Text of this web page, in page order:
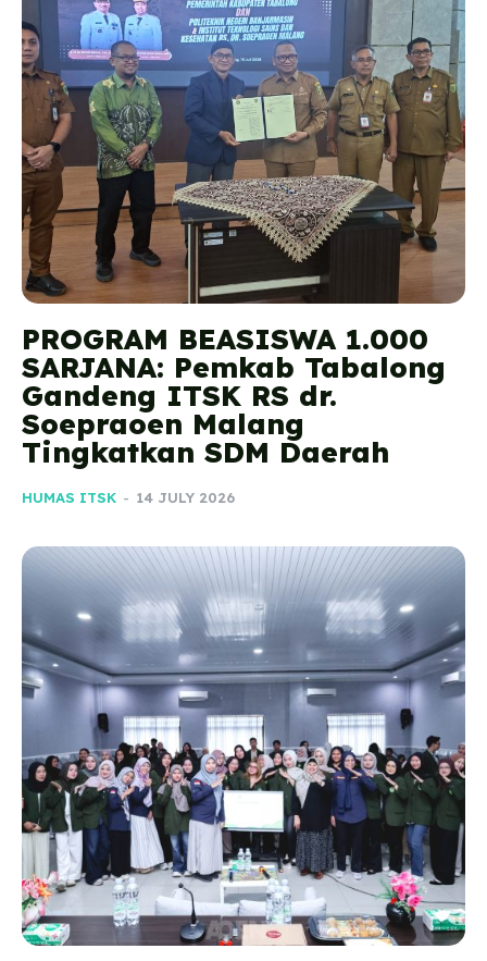
PROGRAM BEASISWA 1.000
SARJANA: Pemkab Tabalong
Gandeng ITSK RS dr.
Soepraoen Malang
Tingkatkan SDM Daerah
HUMAS ITSK - 14 JULY 2026